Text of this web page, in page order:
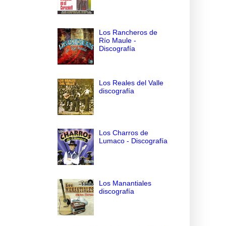
Los Rancheros de
Río Maule -
Discografía
Los Reales del Valle
discografía
Los Charros de
Lumaco - Discografía
Los Manantiales
discografía